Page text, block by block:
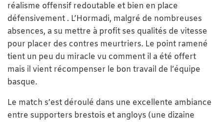
réalisme offensif redoutable et bien en place
défensivement . L’Hormadi, malgré de nombreuses
absences, a su mettre à profit ses qualités de vitesse
pour placer des contres meurtriers. Le point ramené
tient un peu du miracle vu comment il a été offert
mais il vient récompenser le bon travail de l’équipe
basque.
Le match s’est déroulé dans une excellente ambiance
entre supporters brestois et angloys (une dizaine